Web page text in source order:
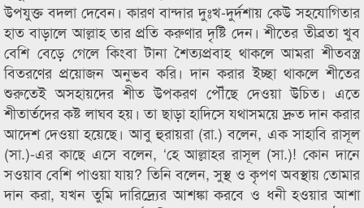
উপযুক্ত বদলা দেবেন। কারণ বান্দার দুঃখ-দুর্দশায় কেউ সহযোগিতার
হাত বাড়ালে আল্লাহ তার প্রতি করুণার দৃষ্টি দেন। শীতের তীব্রতা খুব
বেশি বেড়ে গেলে কিংবা টানা শৈত্যপ্রবাহ থাকলে আমরা শীতবস্ত্র
বিতরণের প্রয়োজন অনুভব করি। দান করার ইচ্ছা থাকলে শীতের
শুরুতেই অসহায়দের শীত উপকরণ পৌঁছে দেওয়া উচিত। এতে
শীতার্তদের কষ্ট লাঘব হয়। তা ছাড়া হাদিসে যথাসময়ে দ্রুত দান করার
আদেশ দেওয়া হয়েছে। আবু হুরায়রা (রা.) বলেন, এক সাহাবি রাসূল
(সা.)-এর কাছে এসে বলেন, ‘হে আল্লাহর রাসূল (সা.)! কোন দানে
সওয়াব বেশি পাওয়া যায়? তিনি বলেন, সুস্থ ও কৃপণ অবস্থায় তোমার
দান করা, যখন তুমি দারিদ্র্যের আশঙ্কা করবে ও ধনী হওয়ার আশা